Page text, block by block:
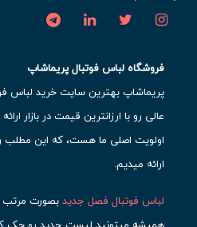
فروشگاه لباس فوتبال پریماشاپ
پریماشاپ بهترین سایت خرید لباس
عالی رو با ارزانترین قیمت در بازار
اولویت اصلی ما هست، که این مطلب
ارائه میدیم.
لباس فوتبال فصل جدیدبصورت مرتب